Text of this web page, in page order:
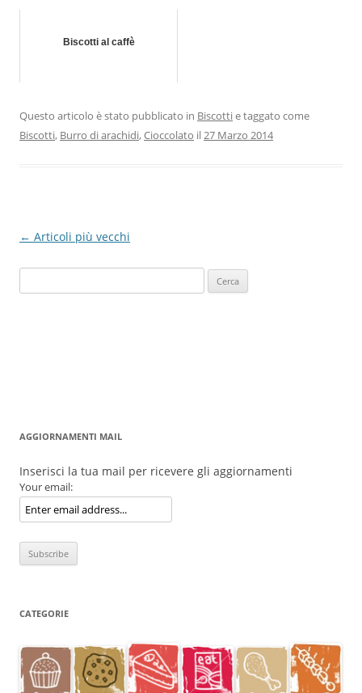
Biscotti al caffè
Questo articolo è stato pubblicato in Biscottie taggato come
Biscotti, Burro di arachidi,Cioccolato il27 Marzo 2014
Navigazione
← Articoli più vecchi
per:
AGGIORNAMENTI MAIL
Inserisci la tua mail per ricevere gli aggiornamenti
Your email:
CATEGORIE